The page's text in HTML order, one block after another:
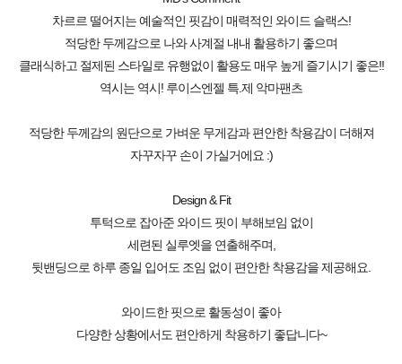
차르르 떨어지는 예술적인 핏감이 매력적인 와이드 슬랙스!
적당한 두께감으로 나와 사계절 내내 활용하기 좋으며
클래식하고 절제된 스타일로 유행없이 활용도 매우 높게 즐기시기 좋은!!
역시는 역시! 루이스엔젤 특.제 악마팬츠
적당한 두께감의 원단으로 가벼운 무게감과 편안한 착용감이 더해져
자꾸자꾸 손이 가실거에요 :)
Design & Fit
투턱으로 잡아준 와이드 핏이 부해보임 없이
세련된 실루엣을 연출해주며,
뒷밴딩으로 하루 종일 입어도 조임 없이 편안한 착용감을 제공해요.
와이드한 핏으로 활동성이 좋아
다양한 상황에서도 편안하게 착용하기 좋답니다~